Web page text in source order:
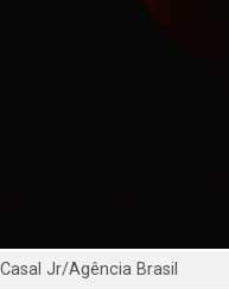
Jr/Agência Brasil